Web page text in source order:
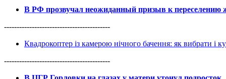
В РФ прозвучал неожиданный призыв к переселению
------------------------------------------
Квадрокоптер із камерою нічного бачення: як вибрати і
------------------------------------------